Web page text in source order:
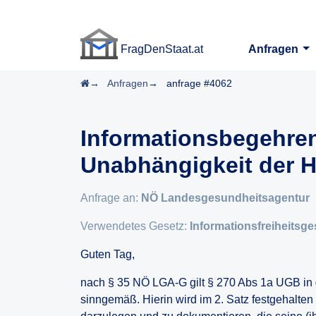
FragDenStaat.at
Anfragen
Startseite
Anfragen anfrage #4062
Unabhängigkeit der
Anfrage an: NÖ Landesgesundheitsagentur
Verwendetes Gesetz:
Guten Tag,
nach § 35 NÖ LGA-G gilt § 270 Abs 1a UGB
sinngemäß. Hierin wird im 2. Satz